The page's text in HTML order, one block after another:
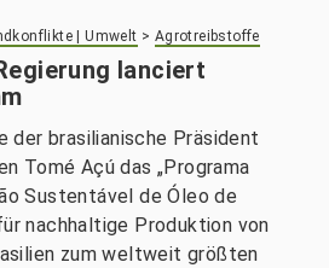
| Umwelt > Agrotreibstoffe
lanciert
der brasilianische Präsident
Tomé Açú das „Programa
Sustentável de Óleo de
nachhaltige Produktion von
zum weltweit größten